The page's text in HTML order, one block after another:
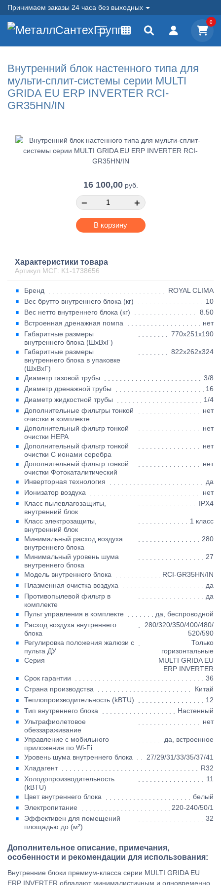
Принимаем заказы 24 часа без выходных
0
Внутренний блок настенного типа для
мульти-сплит-системы серии MULTI
GRIDA EU ERP INVERTER RCI-
GR35HN/IN
16 100,00руб.
− +
В корзину
Характеристики товара
Артикул МСГ: K1-1738656
Бренд
ROYAL CLIMA
Вес брутто внутреннего блока (кг)
10
Вес нетто внутреннего блока (кг)
8.50
Встроенная дренажная помпа
нет
Габаритные размеры
внутреннего блока (ШxВxГ)
770x251x190
Габаритные размеры
внутреннего блока в упаковке
(ШxВxГ)
822x262x324
Диаметр газовой трубы
3/8
Диаметр дренажной трубы
16
Диаметр жидкостной трубы
1/4
Дополнительные фильтры тонкой
очистки в комплекте
нет
Дополнительный фильтр тонкой
очистки HEPA
нет
Дополнительный фильтр тонкой
очистки С ионами серебра
нет
Дополнительный фильтр тонкой
очистки Фотокаталитический
нет
Инверторная технология
да
Ионизатор воздуха
нет
Класс пылевлагозащиты,
внутренний блок
IPX4
Класс электрозащиты,
внутренний блок
1 класс
Минимальный расход воздуха
внутреннего блока
280
Минимальный уровень шума
внутреннего блока
27
Модель внутреннего блока
RCI-GR35HN/IN
Плазменная очистка воздуха
да
Противопылевой фильтр в
комплекте
да
Пульт управления в комплекте
да, беспроводной
Расход воздуха внутреннего
блока
280/320/350/400/480/
520/590
Регулировка положения жалюзи с
пульта ДУ
Только
горизонтальные
Серия
MULTI GRIDA EU
ERP INVERTER
Срок гарантии
36
Страна производства
Китай
Теплопроизводительность (kBTU)
12
Тип внутреннего блока
Настенный
Ультрафиолетовое
обеззараживание
нет
Управление c мобильного
приложения по Wi-Fi
да, встроенное
Уровень шума внутреннего блока
27/29/31/33/35/37/41
Хладагент
R32
Холодопроизводительность
(kBTU)
11
Цвет внутреннего блока
белый
Электропитание
220-240/50/1
Эффективен для помещений
площадью до (м²)
32
Дополнительное описание, примечания,
особенности и рекомендации для использования:
Внутренние блоки премиум-класса серии MULTI GRIDA EU
ERP INVERTER обладают минималистичным и одновременно